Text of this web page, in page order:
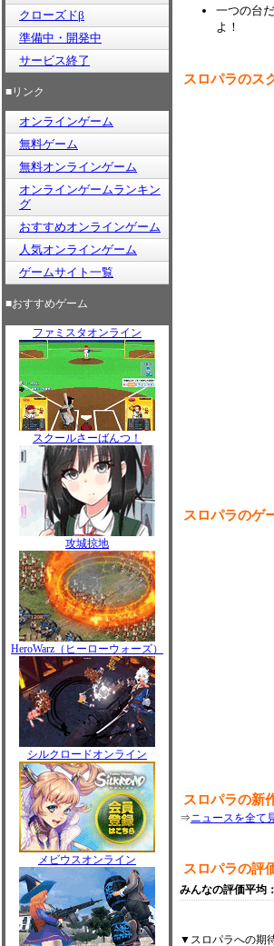
クローズドβ
準備中・開発中
サービス終了
■リンク
オンラインゲーム
無料ゲーム
無料オンラインゲーム
オンラインゲームランキン
グ
おすすめオンラインゲーム
人気オンラインゲーム
ゲームサイト一覧
■おすすめゲーム
ファミスタオンライン
スクールさーばんつ！
攻城掠地
HeroWarz（ヒーローウォーズ）
シルクロードオンライン
メビウスオンライン
一つの台
よ！
スロパラのス
スロパラのゲ
スロパラの新
⇒ニュースを全て
スロパラの評
みんなの評価平均：
▼スロパラへの期